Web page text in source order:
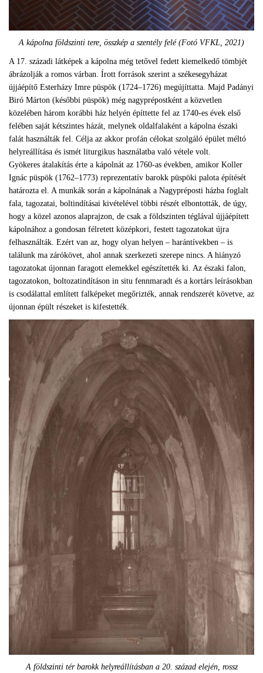
A kápolna földszinti tere, összkép a szentély felé (Fotó VFKL, 2021)
A 17. századi látképek a kápolna még tetővel fedett kiemelkedő tömbjét
ábrázolják a romos várban. Írott források szerint a székesegyházat
újjáépítő Esterházy Imre püspök (1724–1726) megújíttatta. Majd Padányi
Biró Márton (későbbi püspök) még nagyprépostként a közvetlen
közelében három korábbi ház helyén építtette fel az 1740-es évek első
felében saját kétszintes házát, melynek oldalfalaként a kápolna északi
falát használták fel. Célja az akkor profán célokat szolgáló épület méltó
helyreállítása és ismét liturgikus használatba való vétele volt.
Gyökeres átalakítás érte a kápolnát az 1760-as években, amikor Koller
Ignác püspök (1762–1773) reprezentatív barokk püspöki palota építését
határozta el. A munkák során a kápolnának a Nagypréposti házba foglalt
fala, tagozatai, boltindításai kivételével többi részét elbontották, de úgy,
hogy a közel azonos alaprajzon, de csak a földszinten téglával újjáépített
kápolnához a gondosan félretett középkori, festett tagozatokat újra
felhasználták. Ezért van az, hogy olyan helyen – harántívekben – is
találunk ma zárókövet, ahol annak szerkezeti szerepe nincs. A hiányzó
tagozatokat újonnan faragott elemekkel egészítették ki. Az északi falon,
tagozatokon, boltozatindításon in situ fennmaradt és a kortárs leírásokban
is csodálattal említett falképeket megőrizték, annak rendszerét követve, az
újonnan épült részeket is kifestették.
A földszinti tér barokk helyreállításban a 20. század elején, rossz